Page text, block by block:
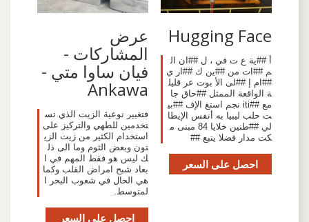
Hugging Face
أ ##ية ع ت في ، ل ##ان ال
م ##ات من ##ين ك ##ار ي
##ام إ ##لى الأ بوت عر قليل
ة الواقعة الممثل ##حاق جا
مع ##iti نجم استغ الإف ##بي
ت حلب ليبيا به أنفس الإيطا
لي ##طنين خلايا 84 مبنى م
كت مدار فضلا يتبع ##
احصل على السعر
عرض
المشاركات -
فيان ساوا متي -
Ankawa
فتغيير نوعية الزيت الذي تس
تخدمين للطهي والتركيز على
استخدام الكثير من زيت الزي
تون وبعض الثوم وما الى ذل
ك ليس هو فقط المهم في ا
بعاد شبح امراض القلب وكما
هي الحال في شعوب البحر ا
لمتوسط.
احصل على السعر